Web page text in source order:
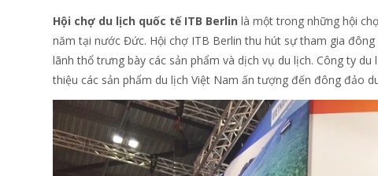
Hội chợ du lịch quốc tế ITB Berlin là một trong những hội
năm tại nước Đức. Hội chợ ITB Berlin thu hút sự tham gia
lãnh thổ trưng bày các sản phẩm và dịch vụ du lịch. Công ty
thiệu các sản phẩm du lịch Việt Nam ấn tượng đến đông đảo